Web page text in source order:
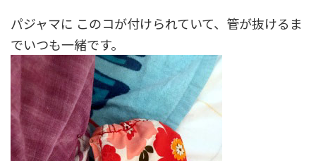
パジャマに このコが付けられていて、管が抜けるま
でいつも一緒です。